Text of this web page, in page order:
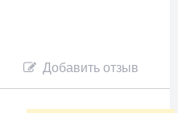
Добавить отзыв